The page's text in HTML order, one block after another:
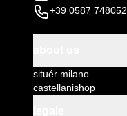
+39 0587 748052
situér milano
castellanishop